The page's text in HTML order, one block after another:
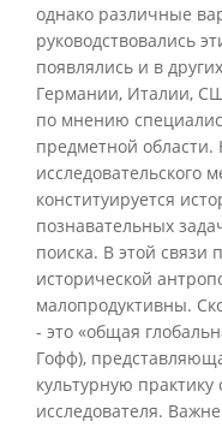
однако различные
руководствовались
появлялись и в
Германии, Италии,
по мнению
предметной области.
исследовательского
конституируется
познавательных
поиска. В этой связи
исторической
малопродуктивны.
- это «общая
Гофф),
культурную
исследователя.